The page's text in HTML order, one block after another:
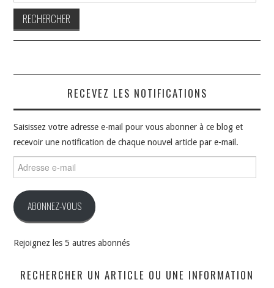
RECEVEZ LES NOTIFICATIONS
Saisissez votre adresse e-mail pour vous abonner à ce blog et
recevoir une notification de chaque nouvel article par e-mail.
e-
ABONNEZ-VOUS
Rejoignez les 5 autres abonnés
RECHERCHER UN ARTICLE OU UNE INFORMATION